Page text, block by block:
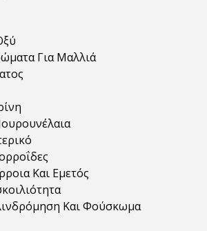
Για Μαλλιά
Και Εμετός
Και Φούσκωμα